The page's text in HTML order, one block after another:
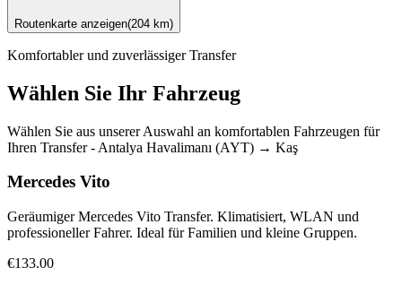
Routenkarte anzeigen(204 km)
Komfortabler und zuverlässiger Transfer
Wählen Sie Ihr Fahrzeug
Wählen Sie aus unserer Auswahl an komfortablen Fahrzeugen für
Ihren Transfer- Antalya Havalimanı (AYT) → Kaş
Mercedes Vito
Geräumiger Mercedes Vito Transfer. Klimatisiert, WLAN und
professioneller Fahrer. Ideal für Familien und kleine Gruppen.
€133.00